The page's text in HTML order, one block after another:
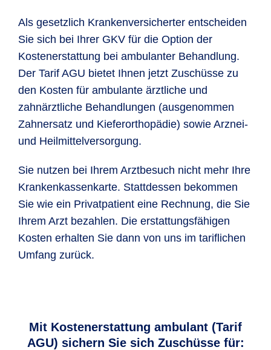
Als gesetzlich Krankenversicherter entscheiden
Sie sich bei Ihrer GKV für die Option der
Kostenerstattung bei ambulanter Behandlung.
Der Tarif AGU bietet Ihnen jetzt Zuschüsse zu
den Kosten für ambulante ärztliche und
zahnärztliche Behandlungen (ausgenommen
Zahnersatz und Kieferorthopädie) sowie Arznei-
und Heilmittelversorgung.
Sie nutzen bei Ihrem Arztbesuch nicht mehr Ihre
Krankenkassenkarte. Stattdessen bekommen
Sie wie ein Privatpatient eine Rechnung, die Sie
Ihrem Arzt bezahlen. Die erstattungsfähigen
Kosten erhalten Sie dann von uns im tariflichen
Umfang zurück.
Mit Kostenerstattung ambulant (Tarif
AGU) sichern Sie sich Zuschüsse für: